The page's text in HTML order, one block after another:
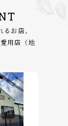
お店、
用店（地